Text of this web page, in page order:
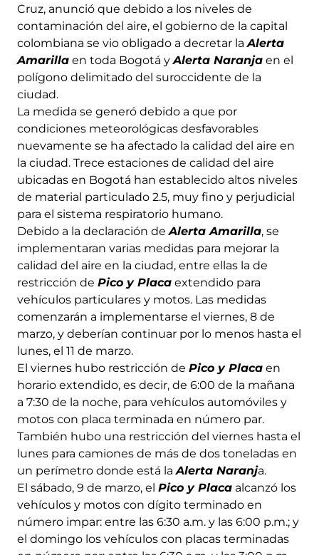
Cruz, anunció que debido a los niveles de
contaminación del aire, el gobierno de la capital
colombiana se vio obligado a decretar laAlerta
Amarilla en toda Bogotá yAlerta Naranja en el
polígono delimitado del suroccidente de la
ciudad.
La medida se generó debido a que por
condiciones meteorológicas desfavorables
nuevamente se ha afectado la calidad del aire en
la ciudad. Trece estaciones de calidad del aire
ubicadas en Bogotá han establecido altos niveles
de material particulado 2.5, muy fino y perjudicial
para el sistema respiratorio humano.
Debido a la declaración deAlerta Amarilla, se
implementaran varias medidas para mejorar la
calidad del aire en la ciudad, entre ellas la de
restricción de Pico y Placa extendido para
vehículos particulares y motos. Las medidas
comenzarán a implementarse el viernes, 8 de
marzo, y deberían continuar por lo menos hasta el
lunes, el 11 de marzo.
El viernes hubo restricción de Pico y Placa en
horario extendido, es decir, de 6:00 de la mañana
a 7:30 de la noche, para vehículos automóviles y
motos con placa terminada en número par.
También hubo una restricción del viernes hasta el
lunes para camiones de más de dos toneladas en
un perímetro donde está laAlerta Naranja.
El sábado, 9 de marzo, el Pico y Placa alcanzó los
vehículos y motos con dígito terminado en
número impar: entre las 6:30 a.m. y las 6:00 p.m.; y
el domingo los vehículos con placas terminadas